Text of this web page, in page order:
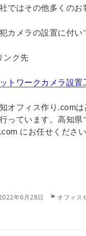
ではその他多くのお
カメラの設置に付
ンク先
トワークカメラ設置
オフィス作り.com
っています。高知
にお任せください
年6月28日
カ
オフィス